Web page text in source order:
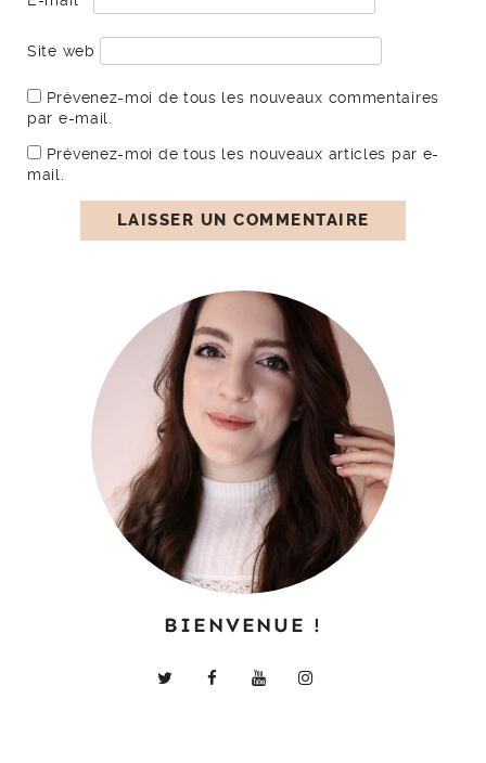
Site web
Prévenez-moi de tous les nouveaux commentaires
par e-mail.
Prévenez-moi de tous les nouveaux articles par e-
mail.
BIENVENUE !